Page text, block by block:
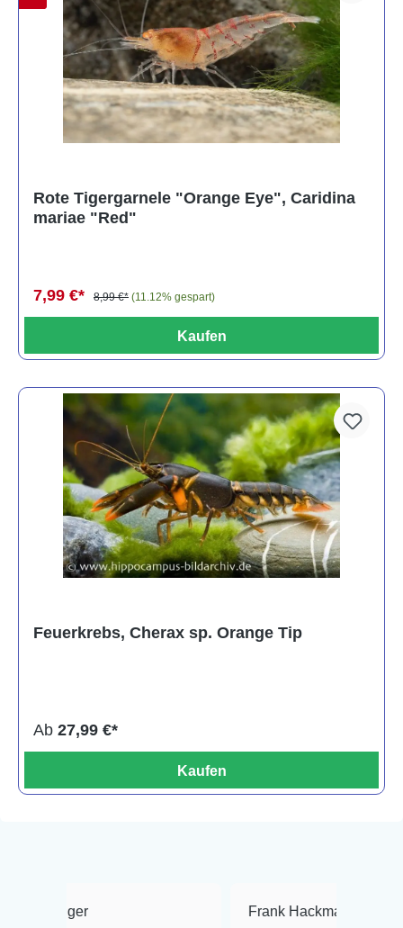
Rote Tigergarnele "Orange Eye", Caridina
mariae "Red"
7,99 €* 8,99 €* (11.12% gespart)
Kaufen
Feuerkrebs, Cherax sp. Orange Tip
Ab 27,99 €*
Kaufen
Frank Hackmayer ★★★★